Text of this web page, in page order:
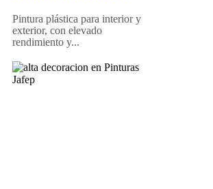
Pintura plástica para interior y
exterior, con elevado
rendimiento y...